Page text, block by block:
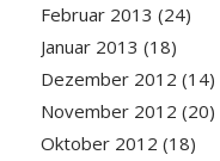
Februar 2013 (24)
Januar 2013 (18)
Dezember 2012 (14)
November 2012 (20)
Oktober 2012 (18)